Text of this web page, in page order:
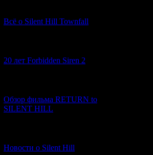
Всё о Silent Hill Townfall
20 лет Forbidden Siren 2
Обзор фильма RETURN to
SILENT HILL
Новости о Silent Hill